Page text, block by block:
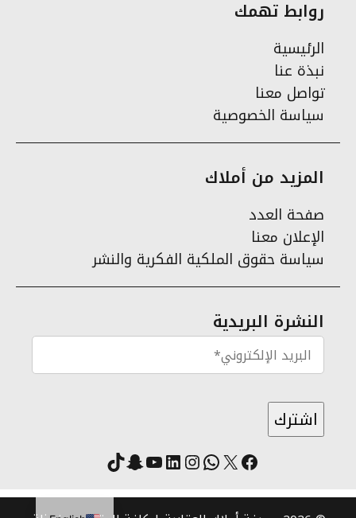
روابط تهمك
الرئيسية
نبذة عنا
تواصل معنا
سياسة الخصوصية
المزيد من أملاك
صفحة العدد
الإعلان معنا
سياسة حقوق الملكية الفكرية والنشر
النشرة البريدية
فيسبوك
X واتساب
انستقرام
لينكد إنيوتيوب
سناب شات
تيك توك